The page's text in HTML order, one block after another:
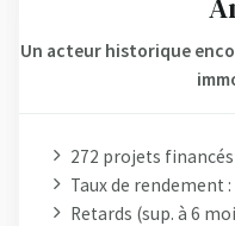
Un acteur historique
272 projets financés
Taux de rendement :
Retards (sup. à 6